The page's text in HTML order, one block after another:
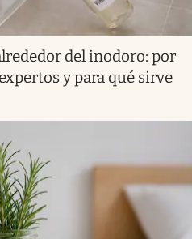
del inodoro: por
y para qué sirve